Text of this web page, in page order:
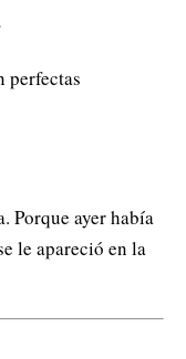
perfectas
Porque ayer había
le apareció en la